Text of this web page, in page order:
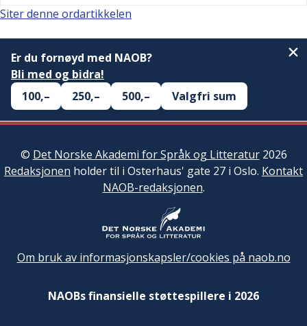
Siter denne ordartikkelen
Er du fornøyd med NAOB?
Bli med og bidra!
100,–
250,– 500,– Valgfri sum
© Det Norske Akademi for Språk og Litteratur2026
Redaksjonen holder til i Osterhaus' gate 27 i Oslo. Kontakt
NAOB-redaksjonen.
Om bruk av informasjonskapsler/cookies på naob.no
NAOBs finansielle støttespillere i 2026